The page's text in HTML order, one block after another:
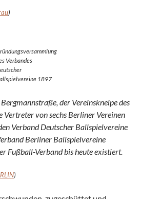
)
Verbandes
1897
der Vereinskneipe des
Vertreter von sechs Berliner Vereinen
Verband Deutscher Ballspielvereine
Berliner Ballspielvereine
Fußball-Verband bis heute existiert.
)